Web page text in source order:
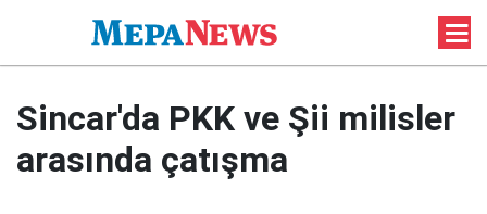
Sincar'da PKK ve Şii milisler
arasında çatışma